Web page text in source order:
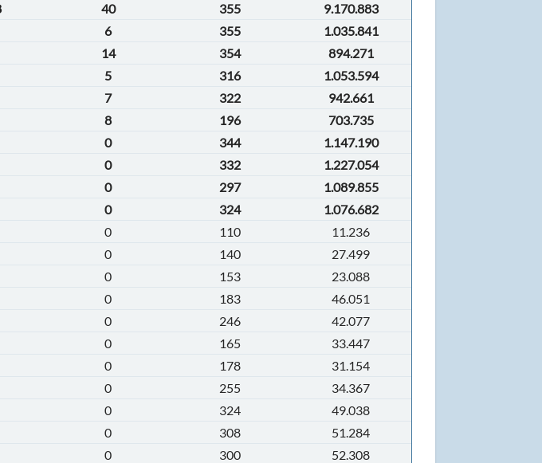
40 355
9.170.883
6 355
1.035.841
14 354
894.271
5 316
1.053.594
7 322
942.661
8 196
703.735
0 344
1.147.190
0 332
1.227.054
0 297
1.089.855
0 324
1.076.682
0 110
11.236
0 140
27.499
0 153
23.088
0 183
46.051
0 246
42.077
0 165
33.447
0 178
31.154
0 255
34.367
0 324
49.038
0 308
51.284
0 300
52.308